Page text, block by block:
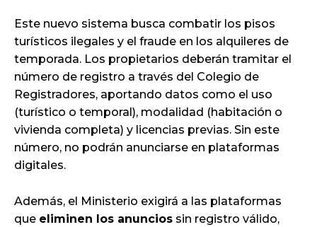
Este nuevo sistema busca combatir los pisos
turísticos ilegales y el fraude en los alquileres de
temporada. Los propietarios deberán tramitar el
número de registro a través del Colegio de
Registradores, aportando datos como el uso
(turístico o temporal), modalidad (habitación o
vivienda completa) y licencias previas. Sin este
número, no podrán anunciarse en plataformas
digitales.
Además, el Ministerio exigirá a las plataformas
que eliminen los anuncios sin registro válido,